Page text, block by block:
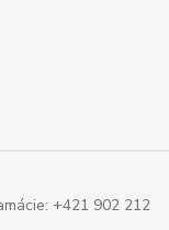
+421 902 212